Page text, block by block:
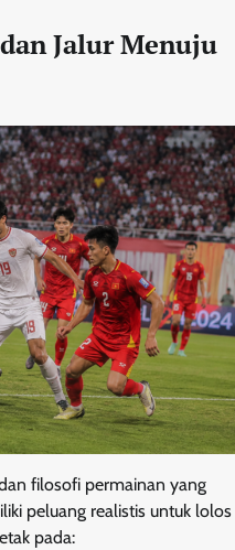
Jalur Menuju
filosofi permainan yang
peluang realistis untuk lolos
pada: